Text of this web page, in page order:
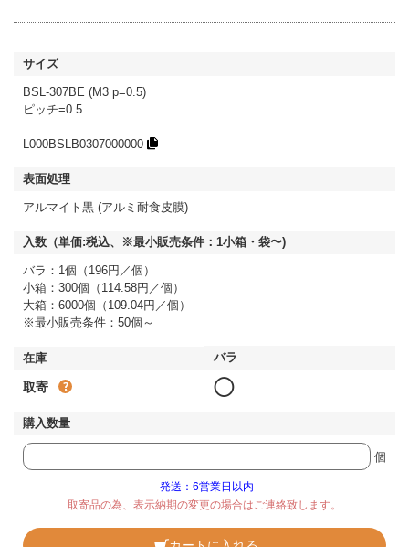
BSL-307BE (M3 p=0.5)
ピッチ=0.5
L000BSLB0307000000
アルマイト黒 (アルミ耐食皮膜)
バラ：1個（196円／個）
小箱：300個（114.58円／個）
大箱：6000個（109.04円／個）
※最小販売条件：50個～
取寄 ◯
個
発送：6営業日以内
取寄品の為、表示納期の変更の場合はご連絡致します。